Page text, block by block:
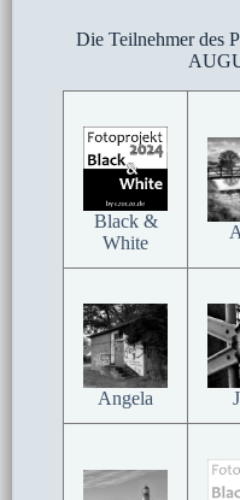
Die Teilnehmer des
Black &
White
Angela